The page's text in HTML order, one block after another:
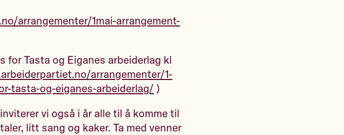
arrangementer/1mai-arrangement-
for Tasta og Eiganes arbeiderlag kl
arrangementer/1-
tasta-og-eiganes-arbeiderlag/ )
vi også i år alle til å komme til
litt sang og kaker. Ta med venner